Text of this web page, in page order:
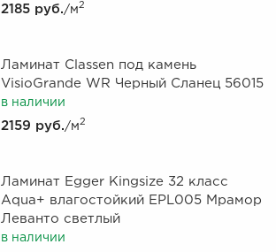
2185 руб./м2
Ламинат Classen под камень
VisioGrande WR Черный Сланец 56015
в наличии
2159 руб./м2
Ламинат Egger Kingsize 32 класс
Aqua+ влагостойкий EPL005 Мрамор
Леванто светлый
в наличии